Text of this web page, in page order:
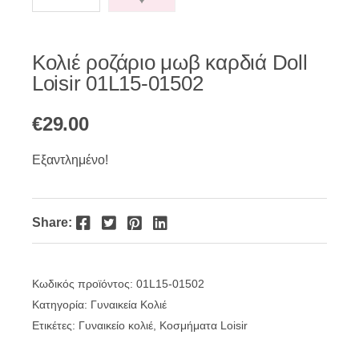
Κολιέ ροζάριο μωβ καρδιά Doll
Loisir 01L15-01502
€29.00
Εξαντλημένο!
Share: Facebook Twitter Pinterest LinkedIn
Κωδικός προϊόντος: 01L15-01502
Κατηγορία: Γυναικεία Κολιέ
Ετικέτες: Γυναικείο κολιέ Κοσμήματα Loisir